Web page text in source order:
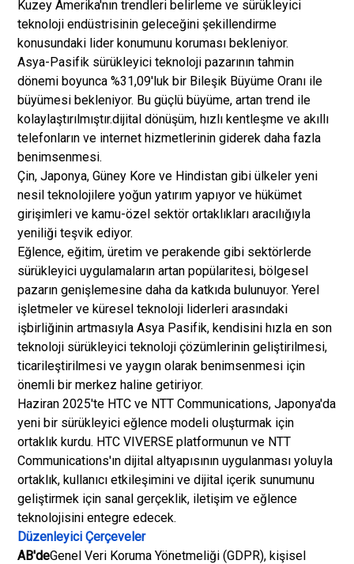
Kuzey Amerika'nın trendleri belirleme ve sürükleyici
teknoloji endüstrisinin geleceğini şekillendirme
konusundaki lider konumunu koruması bekleniyor.
Asya-Pasifik sürükleyici teknoloji pazarının tahmin
dönemi boyunca %31,09'luk bir Bileşik Büyüme Oranı ile
büyümesi bekleniyor. Bu güçlü büyüme, artan trend ile
kolaylaştırılmıştır.dijital dönüşüm, hızlı kentleşme ve akıllı
telefonların ve internet hizmetlerinin giderek daha fazla
benimsenmesi.
Çin, Japonya, Güney Kore ve Hindistan gibi ülkeler yeni
nesil teknolojilere yoğun yatırım yapıyor ve hükümet
girişimleri ve kamu-özel sektör ortaklıkları aracılığıyla
yeniliği teşvik ediyor.
Eğlence, eğitim, üretim ve perakende gibi sektörlerde
sürükleyici uygulamaların artan popülaritesi, bölgesel
pazarın genişlemesine daha da katkıda bulunuyor. Yerel
işletmeler ve küresel teknoloji liderleri arasındaki
işbirliğinin artmasıyla Asya Pasifik, kendisini hızla en son
teknoloji sürükleyici teknoloji çözümlerinin geliştirilmesi,
ticarileştirilmesi ve yaygın olarak benimsenmesi için
önemli bir merkez haline getiriyor.
Haziran 2025'te HTC ve NTT Communications, Japonya'da
yeni bir sürükleyici eğlence modeli oluşturmak için
ortaklık kurdu. HTC VIVERSE platformunun ve NTT
Communications'ın dijital altyapısının uygulanması yoluyla
ortaklık, kullanıcı etkileşimini ve dijital içerik sunumunu
geliştirmek için sanal gerçeklik, iletişim ve eğlence
teknolojisini entegre edecek.
Düzenleyici Çerçeveler
AB'deGenel Veri Koruma Yönetmeliği (GDPR), kişisel